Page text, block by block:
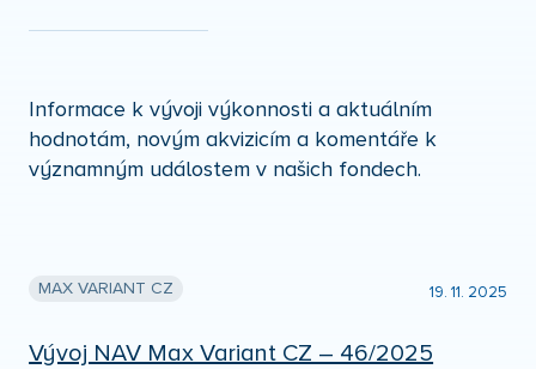
Informace k vývoji výkonnosti a aktuálním
hodnotám, novým akvizicím a komentáře k
významným událostem v našich fondech.
MAX VARIANT CZ 19. 11. 2025
Vývoj NAV Max Variant CZ – 46/2025